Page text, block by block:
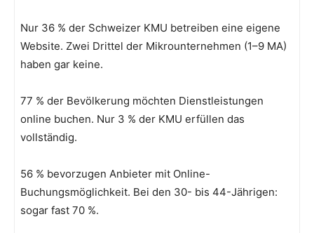
Nur 36 % der Schweizer KMU betreiben eine eigene
Website. Zwei Drittel der Mikrounternehmen (1–9 MA)
haben gar keine.
77 % der Bevölkerung möchten Dienstleistungen
online buchen. Nur 3 % der KMU erfüllen das
vollständig.
56 % bevorzugen Anbieter mit Online-
Buchungsmöglichkeit. Bei den 30- bis 44-Jährigen:
sogar fast 70 %.